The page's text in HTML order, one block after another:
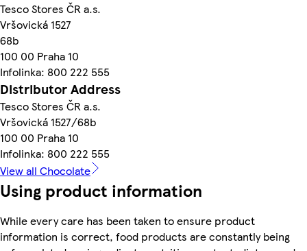
Tesco Stores ČR a.s.
Vršovická 1527
68b
100 00 Praha 10
Infolinka: 800 222 555
Distributor Address
Tesco Stores ČR a.s.
Vršovická 1527/68b
100 00 Praha 10
Infolinka: 800 222 555
View all Chocolate
Using product information
While every care has been taken to ensure product
information is correct, food products are constantly being